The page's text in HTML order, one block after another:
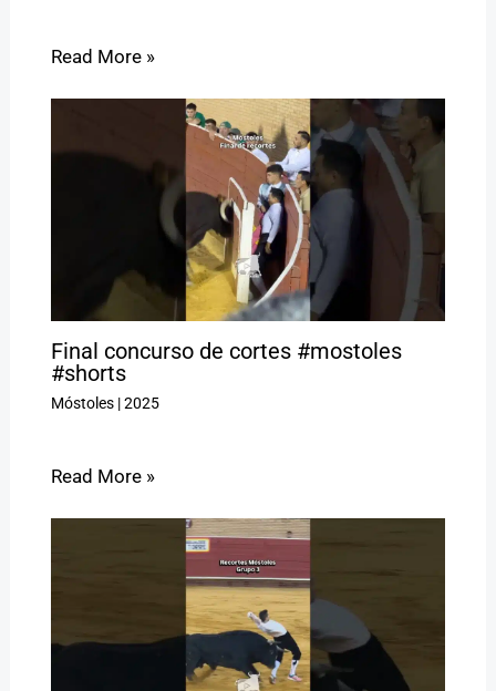
Read More »
Final concurso de cortes #mostoles
#shorts
Móstoles|2025
Read More »